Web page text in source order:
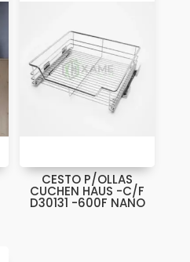
CESTO P/OLLAS
CUCHEN HAUS -C/F
D30131 -600F NANO